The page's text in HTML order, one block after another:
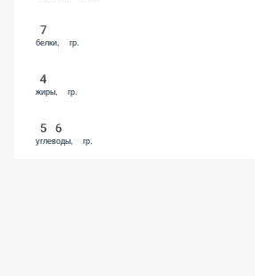
7
белки, гр.
4
жиры, гр.
56
углеводы, гр.